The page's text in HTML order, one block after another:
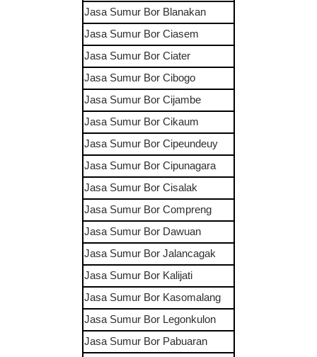
Jasa Sumur Bor Blanakan
Jasa Sumur BorCiasem
Jasa Sumur BorCiater
Jasa Sumur BorCibogo
Jasa Sumur BorCijambe
Jasa Sumur BorCikaum
Jasa Sumur BorCipeundeuy
Jasa Sumur BorCipunagara
Jasa Sumur BorCisalak
Jasa Sumur BorCompreng
Jasa Sumur Bor Dawuan
Jasa Sumur BorJalancagak
Jasa Sumur Bor Kalijati
Jasa Sumur Bor Kasomalang
Jasa Sumur Bor Legonkulon
Jasa Sumur Bor Pabuaran